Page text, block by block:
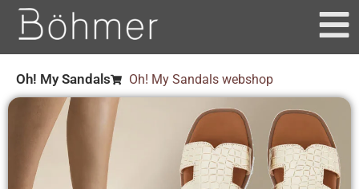
Oh! My Sandals Oh! My Sandals webshop